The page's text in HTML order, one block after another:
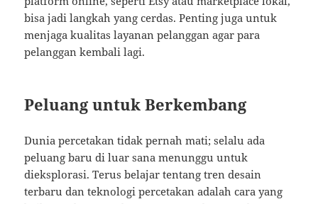
bisa jadi langkah yang cerdas. Penting juga untuk
menjaga kualitas layanan pelanggan agar para
pelanggan kembali lagi.
Peluang untuk Berkembang
Dunia percetakan tidak pernah mati; selalu ada
peluang baru di luar sana menunggu untuk
dieksplorasi. Terus belajar tentang tren desain
terbaru dan teknologi percetakan adalah cara yang